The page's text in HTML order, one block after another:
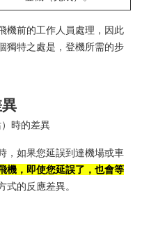
機前的工作人員處理，因此
獨特之處是，登機所需的步
，如果您延誤到達機場或車
機，即使您延誤了，也會等
式的反應差異。